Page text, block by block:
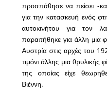
προσπάθησε να πείσει -
για την κατασκευή ενός
αυτοκινήτου για τον
παραιτήθηκε για άλλη μια
Αυστρία στις αρχές του
τιμόνι άλλης μια
της οποίας είχε
Βιέννη.